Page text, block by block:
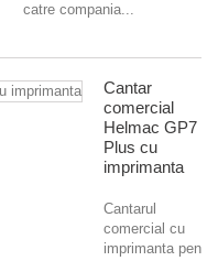
catre compania...
Cantar
comercial
Helmac GP7
Plus cu
imprimanta
Cantarul
comercial cu
imprimanta pentru